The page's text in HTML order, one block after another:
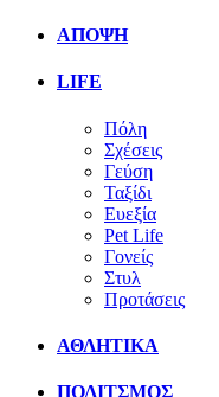
ΑΠΟΨΗ
LIFE
Πόλη
Σχέσεις
Γεύση
Ταξίδι
Ευεξία
Pet Life
Γονείς
Στυλ
Προτάσεις
ΑΘΛΗΤΙΚΑ
ΠΟΛΙΤΣΜΟΣ